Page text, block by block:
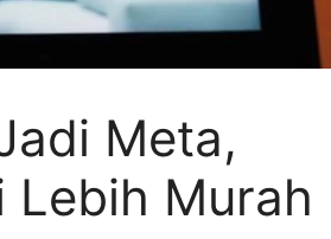
Meta,
Lebih Murah